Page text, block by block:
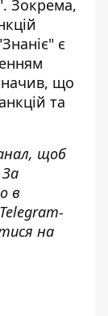
Зокрема,
є
що
та
щоб
в
на